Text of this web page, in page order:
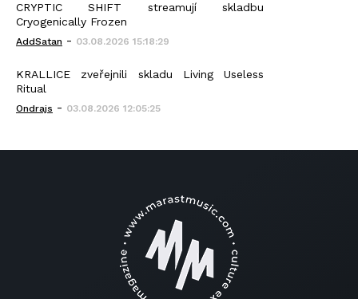
CRYPTIC SHIFT streamují skladbu
Cryogenically Frozen
AddSatan - 03.08.2026 15:18:29
KRALLICE zveřejnili skladu Living Useless
Ritual
Ondrajs - 03.08.2026 12:05:25